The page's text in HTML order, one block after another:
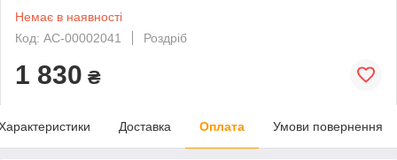
Немає в наявності
Код: AC-00002041
Роздріб
1 830 ₴
Доставка Оплата Умови повернення